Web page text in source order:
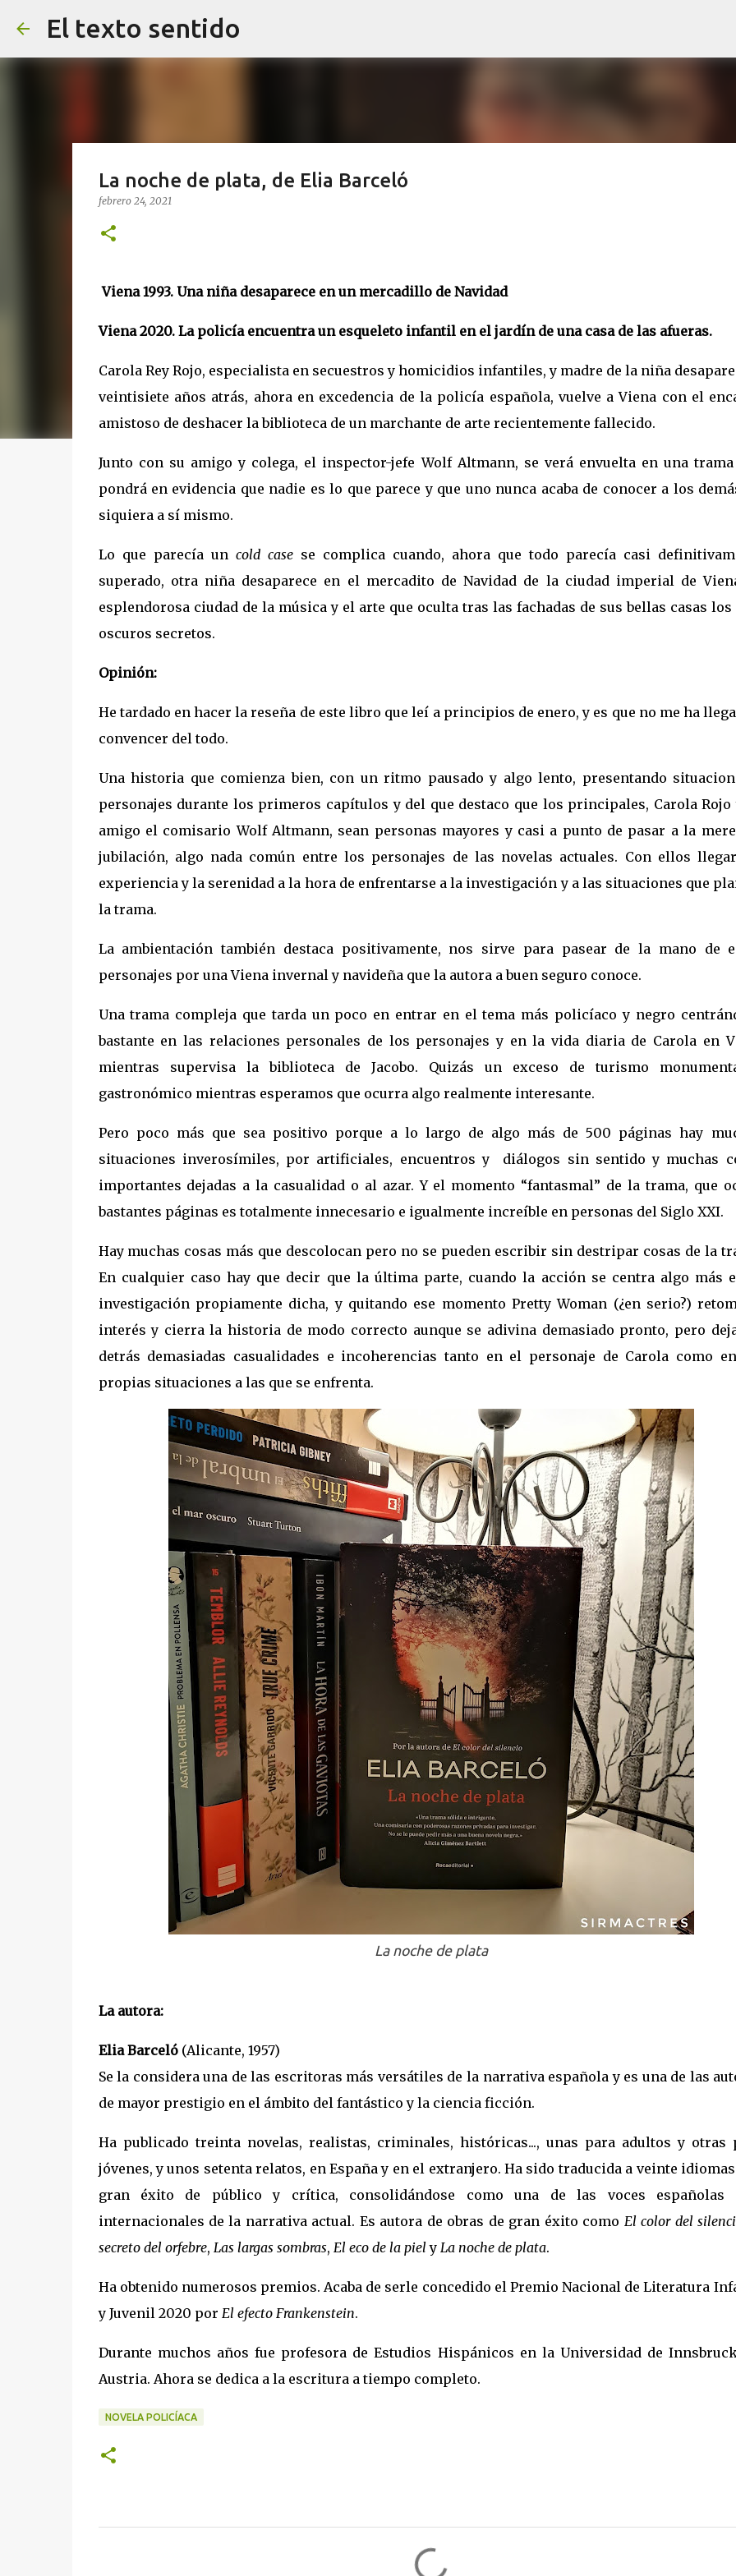
El texto sentido
La noche de plata, de Elia Barceló
febrero 24, 2021
Viena 1993. Una niña desaparece en un mercadillo de Navidad
Viena 2020. La policía encuentra un esqueleto infantil en el jardín de una casa de las afueras.
Carola Rey Rojo, especialista en secuestros y homicidios infantiles, y madre de la niña
veintisiete años atrás, ahora en excedencia de la policía española, vuelve a Viena con el
amistoso de deshacer la biblioteca de un marchante de arte recientemente fallecido.
Junto con su amigo y colega, el inspector-jefe Wolf Altmann, se verá envuelta en una trama
pondrá en evidencia que nadie es lo que parece y que uno nunca acaba de conocer a los
siquiera a sí mismo.
Lo que parecía un cold casese complica cuando, ahora que todo parecía casi
superado, otra niña desaparece en el mercadito de Navidad de la ciudad imperial de
esplendorosa ciudad de la música y el arte que oculta tras las fachadas de sus bellas casas los
oscuros secretos.
Opinión:
He tardado en hacer la reseña de este libro que leí a principios de enero, y es que no me ha
convencer del todo.
Una historia que comienza bien, con un ritmo pausado y algo lento, presentando
personajes durante los primeros capítulos y del que destaco que los principales, Carola Rojo
amigo el comisario Wolf Altmann, sean personas mayores y casi a punto de pasar a la
jubilación, algo nada común entre los personajes de las novelas actuales. Con ellos
experiencia y la serenidad a la hora de enfrentarse a la investigación y a las situaciones que
la trama.
La ambientación también destaca positivamente, nos sirve para pasear de la mano de
personajes por una Viena invernal y navideña que la autora a buen seguro conoce.
Una trama compleja que tarda un poco en entrar en el tema más policíaco y negro
bastante en las relaciones personales de los personajes y en la vida diaria de Carola en
mientras supervisa la biblioteca de Jacobo. Quizás un exceso de turismo
gastronómico mientras esperamos que ocurra algo realmente interesante.
Pero poco más que sea positivo porque a lo largo de algo más de 500 páginas hay
situaciones inverosímiles, por artificiales, encuentros y
diálogos sin sentido y muchas
importantes dejadas a la casualidad o al azar. Y el momento “fantasmal” de la trama, que
bastantes páginas es totalmente innecesario e igualmente increíble en personas del Siglo XXI.
Hay muchas cosas más que descolocan pero no se pueden escribir sin destripar cosas de la
En cualquier caso hay que decir que la última parte, cuando la acción se centra algo más
investigación propiamente dicha, y quitando ese momento Pretty Woman (¿en serio?)
interés y cierra la historia de modo correcto aunque se adivina demasiado pronto, pero
detrás demasiadas casualidades e incoherencias tanto en el personaje de Carola como
propias situaciones a las que se enfrenta.
La noche de plata
La autora:
Elia Barceló(Alicante, 1957)
Se la considera una de las escritoras más versátiles de la narrativa española y es una de las
de mayor prestigio en el ámbito del fantástico y la ciencia ficción.
Ha publicado treinta novelas, realistas, criminales, históricas..., unas para adultos y otras
jóvenes, y unos setenta relatos, en España y en el extranjero. Ha sido traducida a veinte
gran éxito de público y crítica, consolidándose como una de las voces españolas
internacionales de la narrativa actual. Es autora de obras de gran éxito como El color del
secreto del orfebre, Las largas sombras, El eco de la piely La noche de plata.
Ha obtenido numerosos premios. Acaba de serle concedido el Premio Nacional de Literatura
y Juvenil 2020 por El efecto Frankenstein.
Durante muchos años fue profesora de Estudios Hispánicos en la Universidad de
Austria. Ahora se dedica a la escritura a tiempo completo.
NOVELA POLICÍACA